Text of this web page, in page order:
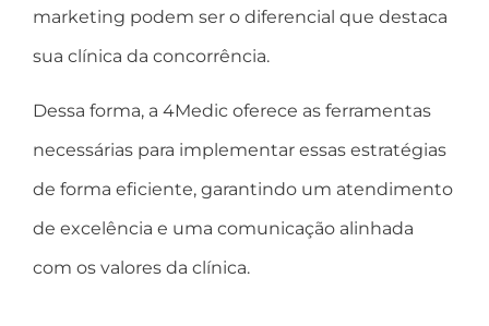
marketing podem ser o diferencial que destaca
sua clínica da concorrência.
Dessa forma, a 4Medic oferece as ferramentas
necessárias para implementar essas estratégias
de forma eficiente, garantindo um atendimento
de excelência e uma comunicação alinhada
com os valores da clínica.